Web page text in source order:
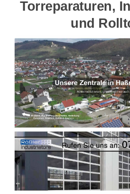
Torreparaturen,
und